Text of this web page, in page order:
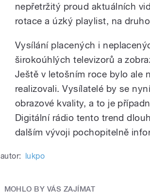
nepřetržitý proud aktuálních
rotace a úzký playlist, na
Vysílání placených i
širokoúhlých televizorů a
Ještě v letošním roce bylo ale
realizovali. Vysílatelé by se
obrazové kvality, a to je
Digitální rádio tento trend
dalším vývoji pochopitelně
autor: lukpo
MOHLO BY VÁS ZAJÍMAT